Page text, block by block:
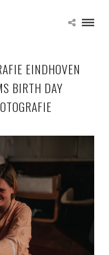
EINDHOVEN
BIRTH DAY